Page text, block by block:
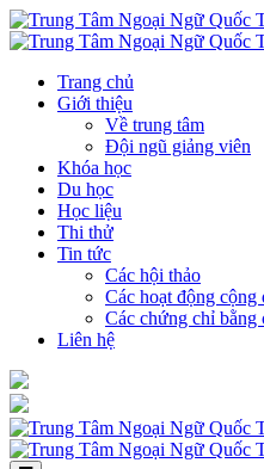
Trang chủ
Giới thiệu
Về trung tâm
Đội ngũ giảng viên
Khóa học
Du học
Học liệu
Thi thử
Tin tức
Các hội thảo
Các hoạt động cộng
Các chứng chỉ bằng
Liên hệ